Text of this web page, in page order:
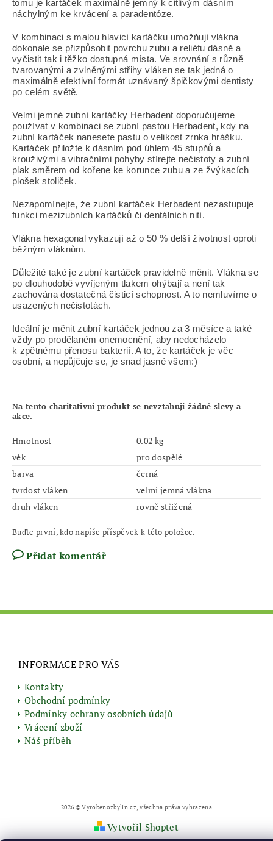
tomu je kartáček maximálně jemný k citlivým dásním
náchylným ke krvácení a paradentóze.
V kombinaci s malou hlavicí kartáčku umožňují vlákna
dokonale se přizpůsobit povrchu zubu a reliéfu dásně a
vyčistit tak i těžko dostupná místa. Ve srovnání s různě
tvarovanými a zvlněnými střihy vláken se tak jedná o
maximálně efektivní formát uznávaný špičkovými dentisty
po celém světě.
Velmi jemné zubní kartáčky Herbadent doporučujeme
používat v kombinaci se zubní pastou Herbadent, kdy na
zubní kartáček nanesete pastu o velikost zrnka hrášku.
Kartáček přiložte k dásním pod úhlem 45 stupňů a
krouživými a vibračními pohyby stírejte nečistoty a zubní
plak směrem od kořene ke korunce zubu a ze žvýkacích
plošek stoliček.
Nezapomínejte, že zubní kartáček Herbadent nezastupuje
funkci mezizubních kartáčků či dentálních nití.
Vlákna hexagonal vykazují až o 50 % delší životnost oproti
běžným vláknům.
Důležité také je zubní kartáček pravidelně měnit. Vlákna se
po dlouhodobě vyvíjeným tlakem ohýbají a není tak
zachována dostatečná čisticí schopnost. A to nemluvíme o
usazených nečistotách.
Ideální je měnit zubní kartáček jednou za 3 měsíce a také
vždy po prodělaném onemocnění, aby nedocházelo
k zpětnému přenosu bakterií. A to, že kartáček je věc
osobní, a nepůjčuje se, je snad jasné všem:)
Na tento charitativní produkt se nevztahují žádné slevy a
akce.
Hmotnost
0.02 kg
věk
pro dospělé
barva
černá
tvrdost vláken
velmi jemná vlákna
druh vláken
rovně střižená
Buďte první, kdo napíše příspěvek k této položce.
Přidat komentář
INFORMACE PRO VÁS
Kontakty
Obchodní podmínky
Podmínky ochrany osobních údajů
Vrácení zboží
Náš příběh
2026 © Vyrobenozbylin.cz, všechna práva vyhrazena
Vytvořil Shoptet